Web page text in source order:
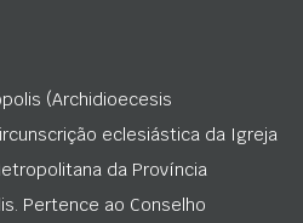
(Archidioecesis
eclesiástica da Igreja
da Província
Pertence ao Conselho